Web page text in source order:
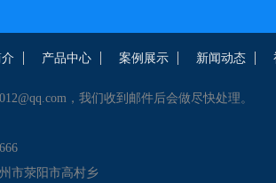
产品中心 案例展示 新闻动态
，我们收到邮件后会做尽快处理。
市荥阳市高村乡